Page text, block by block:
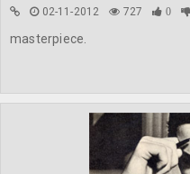
02-11-2012 727 0
masterpiece.